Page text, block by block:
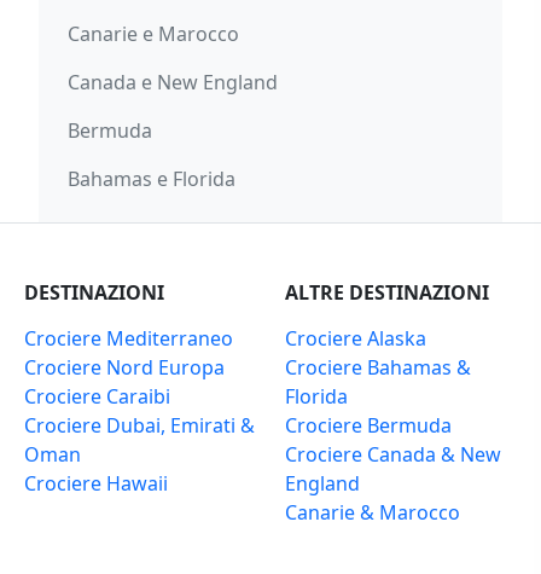
Canarie e Marocco
Canada e New England
Bermuda
Bahamas e Florida
DESTINAZIONI
Crociere Mediterraneo
Crociere Nord Europa
Crociere Caraibi
Crociere Dubai, Emirati &
Oman
Crociere Hawaii
ALTRE DESTINAZIONI
Crociere Alaska
Crociere Bahamas &
Florida
Crociere Bermuda
Crociere Canada & New
England
Canarie & Marocco